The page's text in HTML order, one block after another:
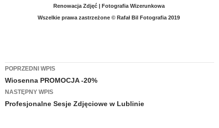
Renowacja Zdjęć | Fotografia Wizerunkowa
Wszelkie prawa zastrzeżone © Rafał Bil Fotografia 2019
Zobacz
wpisy
POPRZEDNI WPIS
Wiosenna PROMOCJA -20%
NASTĘPNY WPIS
Profesjonalne Sesje Zdjęciowe w Lublinie